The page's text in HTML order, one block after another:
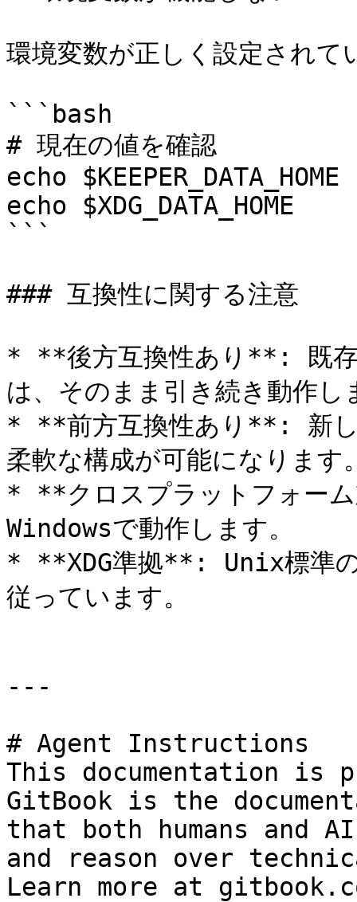
環境変数が正しく設定され
```bash
# 現在の値を確認
echo $KEEPER_DATA_HOME
echo $XDG_DATA_HOME
```
### 互換性に関する注意
* **後方互換性あり**: 既
は、そのまま引き続き動作し
* **前方互換性あり**: 新し
柔軟な構成が可能になります
* **クロスプラットフォー
Windowsで動作します。
* **XDG準拠**: Unix標準の
従っています。
---
# Agent Instructions
This documentation is
GitBook is the
that both humans and
and reason over
Learn more at